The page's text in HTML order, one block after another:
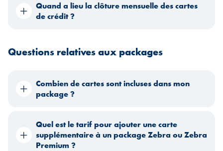
Quand a lieu la clôture mensuelle des cartes
de crédit ?
Questions relatives aux packages
Combien de cartes sont incluses dans mon
package ?
Quel est le tarif pour ajouter une carte
supplémentaire à un package Zebra ou Zebra
Premium ?